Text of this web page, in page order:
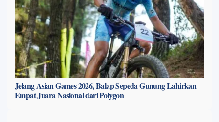
Jelang Asian Games 2026, Balap Sepeda Gunung Lahirkan
Empat Juara Nasional dari Polygon